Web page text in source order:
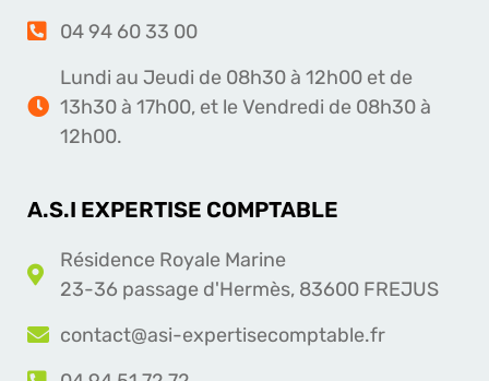
04 94 60 33 00
Lundi au Jeudi de 08h30 à 12h00 et de
13h30 à 17h00, et le Vendredi de 08h30 à
12h00.
A.S.I EXPERTISE COMPTABLE
Résidence Royale Marine
23-36 passage d'Hermès, 83600 FREJUS
contact@asi-expertisecomptable.fr